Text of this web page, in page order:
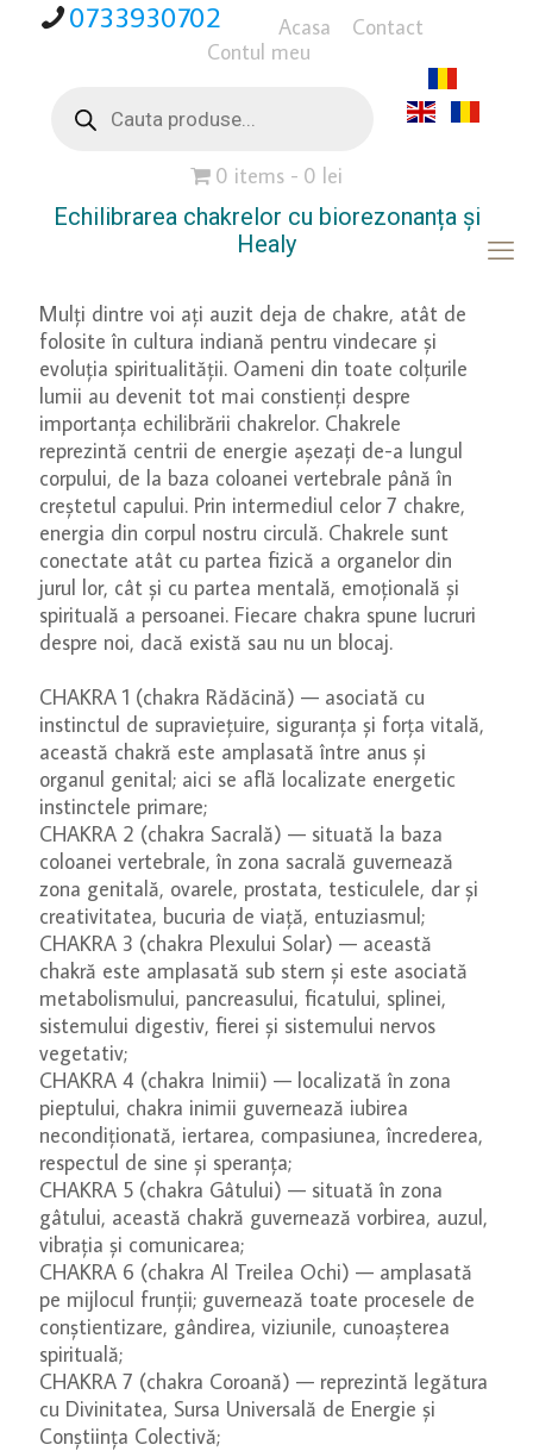
0733930702 Acasa
Contact
Contul meu
search
0 items 0 lei
Echilibrarea chakrelor cu biorezonanța și
Healy
Mulți dintre voi ați auzit deja de chakre, atât de
folosite în cultura indiană pentru vindecare și
evoluția spiritualității. Oameni din toate colțurile
lumii au devenit tot mai constienți despre
importanța echilibrării chakrelor. Chakrele
reprezintă centrii de energie așezați de-a lungul
corpului, de la baza coloanei vertebrale până în
creștetul capului. Prin intermediul celor 7 chakre,
energia din corpul nostru circulă. Chakrele sunt
conectate atât cu partea fizică a organelor din
jurul lor, cât și cu partea mentală, emoțională și
spirituală a persoanei. Fiecare chakra spune lucruri
despre noi, dacă există sau nu un blocaj.
CHAKRA 1 (chakra Rădăcină) — asociată cu
instinctul de supraviețuire, siguranța și forța vitală,
această chakră este amplasată între anus și
organul genital; aici se află localizate energetic
instinctele primare;
CHAKRA 2 (chakra Sacrală) — situată la baza
coloanei vertebrale, în zona sacrală guvernează
zona genitală, ovarele, prostata, testiculele, dar și
creativitatea, bucuria de viață, entuziasmul;
CHAKRA 3 (chakra Plexului Solar) — această
chakră este amplasată sub stern și este asociată
metabolismului, pancreasului, ficatului, splinei,
sistemului digestiv, fierei și sistemului nervos
vegetativ;
CHAKRA 4 (chakra Inimii) — localizată în zona
pieptului, chakra inimii guvernează iubirea
necondiționată, iertarea, compasiunea, încrederea,
respectul de sine și speranța;
CHAKRA 5 (chakra Gâtului) — situată în zona
gâtului, această chakră guvernează vorbirea, auzul,
vibrația și comunicarea;
CHAKRA 6 (chakra Al Treilea Ochi) — amplasată
pe mijlocul frunții; guvernează toate procesele de
conștientizare, gândirea, viziunile, cunoașterea
spirituală;
CHAKRA 7 (chakra Coroană) — reprezintă legătura
cu Divinitatea, Sursa Universală de Energie și
Conștiința Colectivă;